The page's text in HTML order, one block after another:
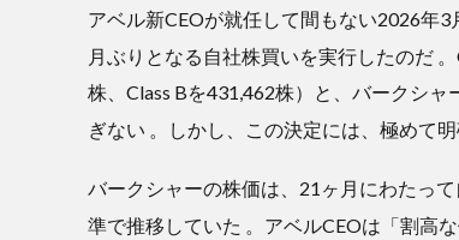
2026
年6月
「168
億ド
撃投
が示
アベル新CEOが就任して間もない2026年
月ぶりとなる自社株買いを実行したのだ
株、Class Bを431,462株）と、バークシ
ぎない 。しかし、この決定には、極めて
バークシャーの株価は、21ヶ月にわたっ
準で推移していた 。アベルCEOは「割高